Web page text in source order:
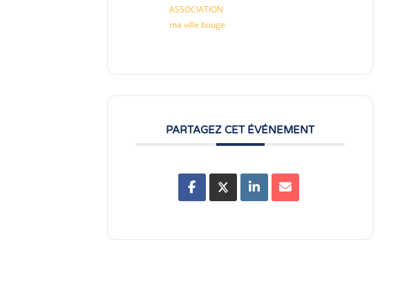
ASSOCIATION
ma ville bouge
PARTAGEZ CET ÉVÉNEMENT